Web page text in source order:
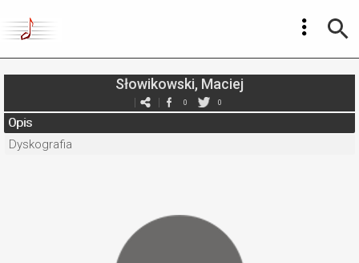
Słowikowski, Maciej
0 0
Opis
Dyskografia